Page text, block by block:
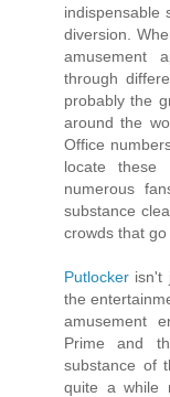
indispensable
diversion.
amusement
through
probably the
around the
Office
locate these
numerous
substance
crowds that
Putlocker isn't
the
amusement
Prime and
substance of
quite a while